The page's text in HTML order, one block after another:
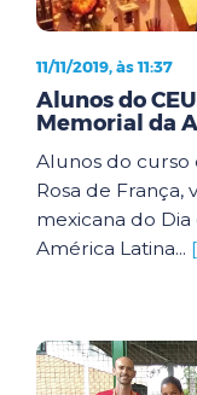
11/11/2019, às 11:37
Alunos do
Memorial da
Alunos do curso
Rosa de França,
mexicana do
América Latina...